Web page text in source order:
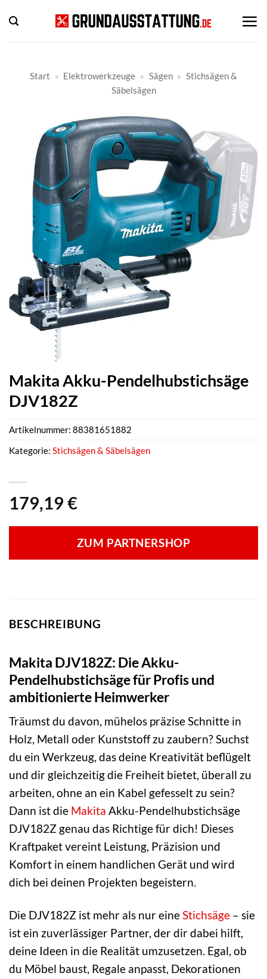
Inhalt
springen
Start » Elektrowerkzeuge » Sägen » Stichsägen &
Säbelsägen
Makita Akku-Pendelhubstichsäge
DJV182Z
179,19 €
ZUM PARTNERSHOP
Artikelnummer: 88381651882
Kategorie: Stichsägen & Säbelsägen
BESCHREIBUNG
Makita DJV182Z: Die Akku-
Pendelhubstichsäge für Profis und
ambitionierte Heimwerker
Träumst du davon, mühelos präzise Schnitte in
Holz, Metall oder Kunststoff zu zaubern? Suchst
du ein Werkzeug, das deine Kreativität beflügelt
und dir gleichzeitig die Freiheit bietet, überall zu
arbeiten, ohne an ein Kabel gefesselt zu sein?
Dann ist die Makita Akku-Pendelhubstichsäge
DJV182Z genau das Richtige für dich! Dieses
Kraftpaket vereint Leistung, Präzision und
Komfort in einem handlichen Gerät und wird
dich bei deinen Projekten begeistern.
Die DJV182Z ist mehr als nur eineStichsäge – sie
ist ein zuverlässiger Partner, der dir dabei hilft,
deine Ideen in die Realität umzusetzen. Egal, ob
du Möbel baust, Regale anpasst, Dekorationen